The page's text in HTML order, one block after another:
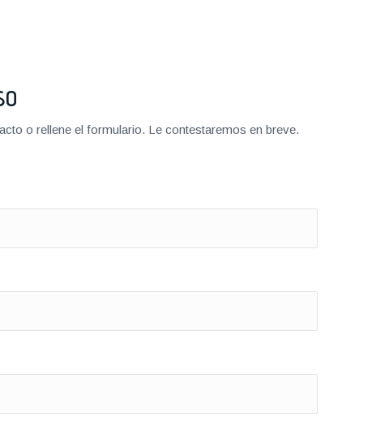
o rellene el formulario. Le contestaremos en breve.